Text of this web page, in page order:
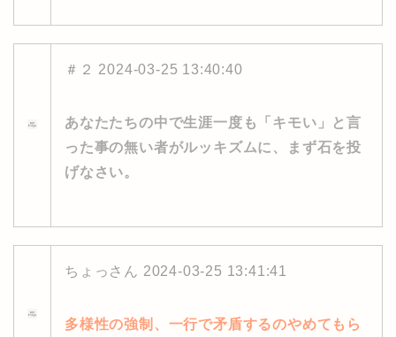
＃２ 2024-03-25 13:40:40
あなたたちの中で生涯一度も「キモい」と言
った事の無い者がルッキズムに、まず石を投
げなさい。
ちょっさん 2024-03-25 13:41:41
多様性の強制、一行で矛盾するのやめてもら